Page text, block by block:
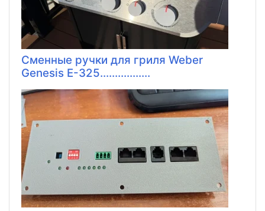
Сменные ручки для гриля Weber
Genesis E-325.................